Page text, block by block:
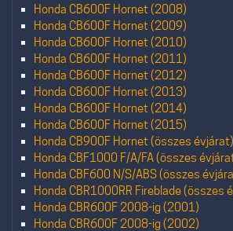
Honda CB600F Hornet (2008)
Honda CB600F Hornet (2009)
Honda CB600F Hornet (2010)
Honda CB600F Hornet (2011)
Honda CB600F Hornet (2012)
Honda CB600F Hornet (2013)
Honda CB600F Hornet (2014)
Honda CB600F Hornet (2015)
Honda CB900F Hornet (összes évjárat)
Honda CBF1000 F/A/FA (összes
Honda CBF600 N/S/ABS (összes
Honda CBR1000RR Fireblade (összes
Honda CBR600F 2008-ig (2001)
Honda CBR600F 2008-ig (2002)